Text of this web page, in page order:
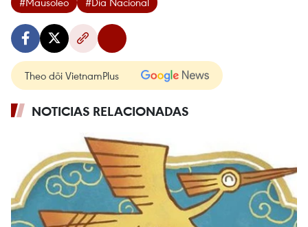
Theo dõi VietnamPlus
NOTICIAS RELACIONADAS